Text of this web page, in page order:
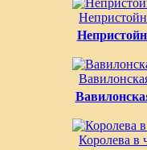
Королева в